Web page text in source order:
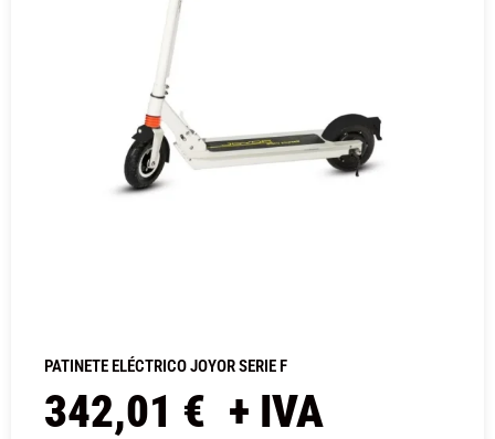
PATINETE ELÉCTRICO JOYOR SERIE F
342,01 € + IVA